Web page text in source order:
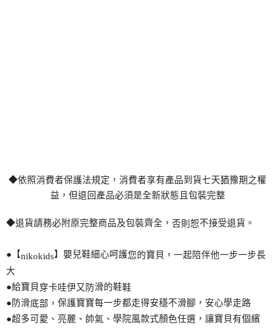
◆依照消費者保護法規定，消費者享有產品到貨七天猶豫期之權
益，但退回 產品必須是全新狀態且包裝完整
◆退貨請務必附原完整商品及包裝齊全， 否則恕不接受退貨。
●【nikokids】嬰兒鞋細心呵護您的寶貝，一起陪伴他一步一步長
大
●給寶貝 穿卡哇伊又防滑的鞋鞋
●防滑底部， 保護寶寶每一步都走得安穩不滑腳 ，安心學走路
●超多可愛、亮麗、帥氣、學院風款式顏色任選，讓寶貝有個繽